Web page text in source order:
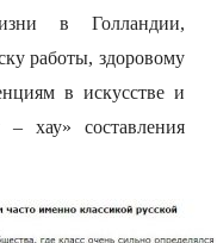
в Голландии,
работы, здоровому
в искусстве и
хау» составления